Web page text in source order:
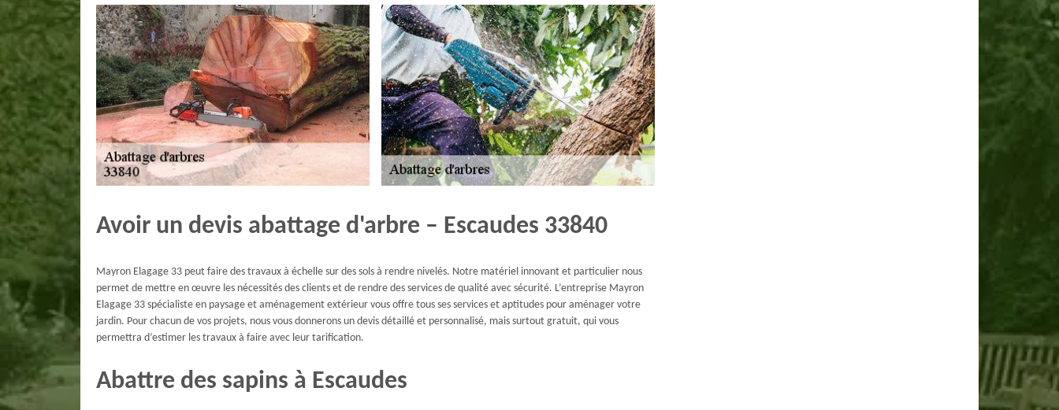
Avoir un devis abattage d'arbre – Escaudes 33840
Mayron Elagage 33 peut faire des travaux à échelle sur des sols à rendre nivelés. Notre matériel innovant et particulier nous
permet de mettre en œuvre les nécessités des clients et de rendre des services de qualité avec sécurité. L’entreprise Mayron
Elagage 33 spécialiste en paysage et aménagement extérieur vous offre tous ses services et aptitudes pour aménager votre
jardin. Pour chacun de vos projets, nous vous donnerons un devis détaillé et personnalisé, mais surtout gratuit, qui vous
permettra d’estimer les travaux à faire avec leur tarification.
Abattre des sapins à Escaudes